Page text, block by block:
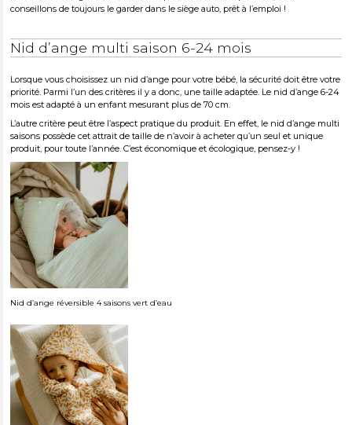
conseillons de toujours le garder dans le siège auto, prêt à l’emploi !
Nid d’ange multi saison 6-24 mois
Lorsque vous choisissez un nid d’ange pour votre bébé, la sécurité doit être votre
priorité. Parmi l’un des critères il y a donc, une taille adaptée. Le nid d’ange 6-24
mois est adapté à un enfant mesurant plus de 70 cm.
L’autre critère peut être l’aspect pratique du produit. En effet, le nid d’ange multi
saisons possède cet attrait de taille de n’avoir à acheter qu’un seul et unique
produit, pour toute l’année. C’est économique et écologique, pensez-y !
Nid d’ange réversible 4 saisons vert d’eau